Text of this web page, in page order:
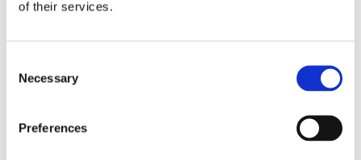
of their services.
Selection
Necessary
Preferences
kostym